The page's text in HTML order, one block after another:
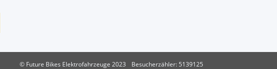
© Future Bikes Elektrofahrzeuge 2023 Besucherzähler: 5139125